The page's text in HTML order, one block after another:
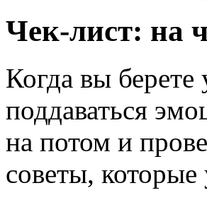
Чек-лист: на
Когда вы
поддаваться
на потом и
советы,